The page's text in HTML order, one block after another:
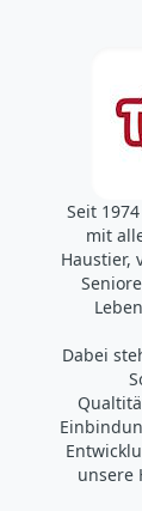
Seit
mit
Haustier,
Dabei
unsere